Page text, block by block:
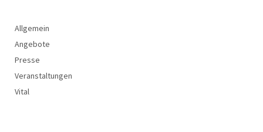
Allgemein
Angebote
Presse
Veranstaltungen
Vital